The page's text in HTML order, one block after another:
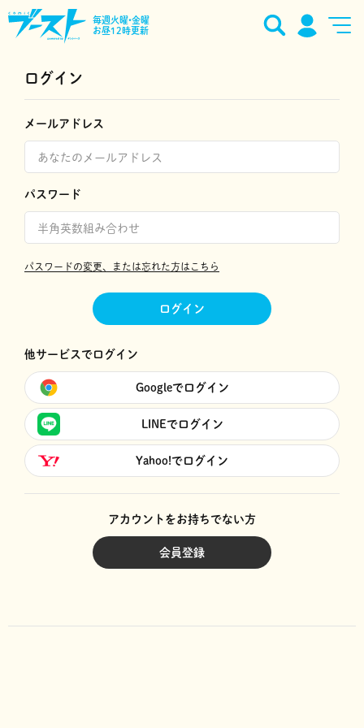
毎週火曜•金曜
お昼12時更新
ログイン
メールアドレス
パスワード
パスワードの変更、または忘れた方はこちら
ログイン
他サービスでログイン
Googleでログイン
LINEでログイン
Yahoo!でログイン
アカウントをお持ちでない方
会員登録